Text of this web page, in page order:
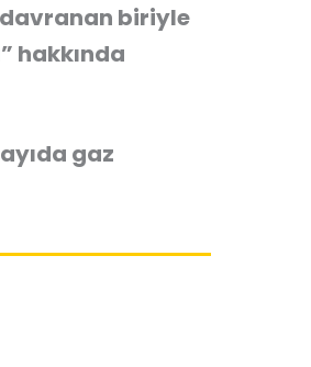
davranan biriyle
hakkında
gaz